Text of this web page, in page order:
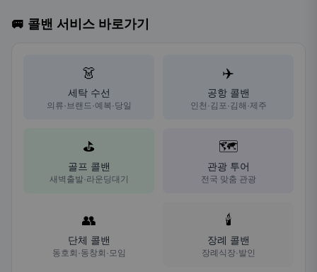
🚐 콜밴 서비스 바로가기
👗
세탁 수선
의류·브랜드·예복·당일
✈️
공항 콜밴
인천·김포·김해·제주
⛳
골프 콜밴
새벽출발·라운딩대기
🗺️
관광 투어
전국 맞춤 관광
👥
단체 콜밴
동호회·동창회·모임
🕯️
장례 콜밴
장례식장·발인